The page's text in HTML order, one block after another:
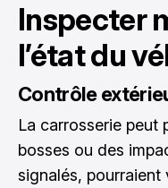
Inspecter
l’état du
Contrôle
La carrosserie peut
bosses ou des
signalés, pourraient